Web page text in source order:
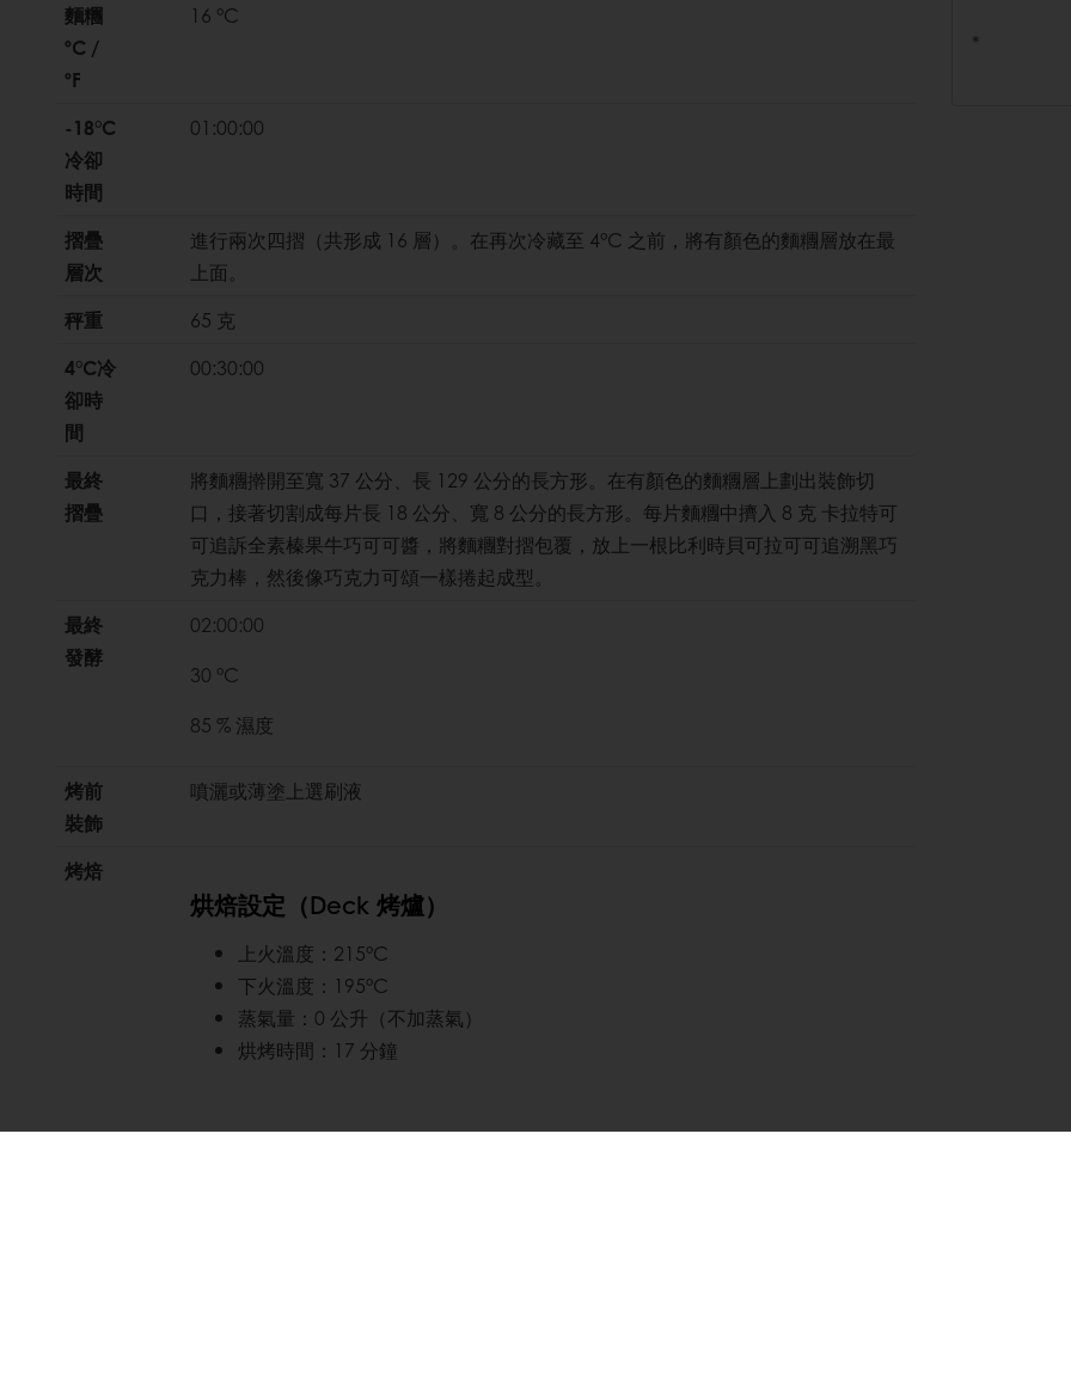
麵糰
ºC /
ºF
16 °C
-18°C
冷卻
時間
01:00:00
摺疊
層次
進行兩次四摺（共形成 16 層）。在再次冷藏至 4°C 之前，將有顏色的麵糰層放在最
上面。
秤重
65 克
4°C冷
卻時
間
00:30:00
最終
摺疊
將麵糰擀開至寬 37 公分、長 129 公分的長方形。在有顏色的麵糰層上劃出裝飾切
口，接著切割成每片長 18 公分、寬 8 公分的長方形。每片麵糰中擠入 8 克 卡拉特可
可追訴全素榛果牛巧可可醬，將麵糰對摺包覆，放上一根比利時貝可拉可可追溯黑巧
克力棒，然後像巧克力可頌一樣捲起成型。
最終
發酵
02:00:00
30 °C
85 % 濕度
烤前
裝飾
噴灑或薄塗上選刷液
烤焙
烘焙設定（Deck 烤爐）
上火溫度：215°C
下火溫度：195°C
蒸氣量：0 公升（不加蒸氣）
烘烤時間：17 分鐘
*